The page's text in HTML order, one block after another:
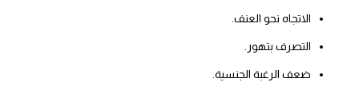
الاتجاه نحو العنف.
التصرف بتهور.
ضعف الرغبة الجنسية.